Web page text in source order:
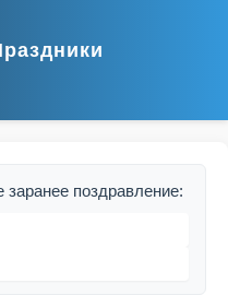
заранее поздравление: